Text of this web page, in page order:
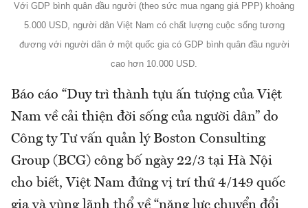
Với GDP bình quân đầu người (theo sức mua ngang giá PPP) khoảng
5.000 USD, người dân Việt Nam có chất lượng cuộc sống tương
đương với người dân ở một quốc gia có GDP bình quân đầu người
cao hơn 10.000 USD.
Báo cáo “Duy trì thành tựu ấn tượng của Việt
Nam về cải thiện đời sống của người dân” do
Công ty Tư vấn quản lý Boston Consulting
Group (BCG) công bố ngày 22/3 tại Hà Nội
cho biết, Việt Nam đứng vị trí thứ 4/149 quốc
gia và vùng lãnh thổ về “năng lực chuyển đổi